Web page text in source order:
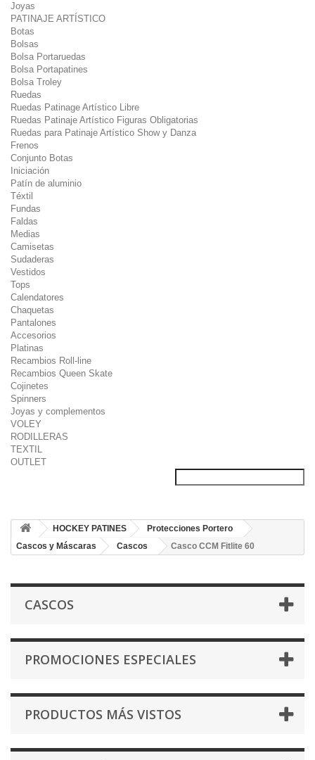
Joyas
PATINAJE ARTÍSTICO
Botas
Bolsas
Bolsa Portaruedas
Bolsa Portapatines
Bolsa Troley
Ruedas
Ruedas Patinage Artístico Libre
Ruedas Patinaje Artístico Figuras Obligatorias
Ruedas para Patinaje Artístico Show y Danza
Frenos
Conjunto Botas
Iniciación
Patín de aluminio
Téxtil
Fundas
Faldas
Medias
Camisetas
Sudaderas
Vestidos
Tops
Calendatores
Chaquetas
Pantalones
Accesorios
Platinas
Recambios Roll-line
Recambios Queen Skate
Cojinetes
Spinners
Joyas y complementos
VOLEY
RODILLERAS
TEXTIL
OUTLET
HOCKEY PATINES
Protecciones Portero
Cascos y Máscaras
Cascos Casco CCM Fitlite 60
CASCOS
PROMOCIONES ESPECIALES
PRODUCTOS MÁS VISTOS